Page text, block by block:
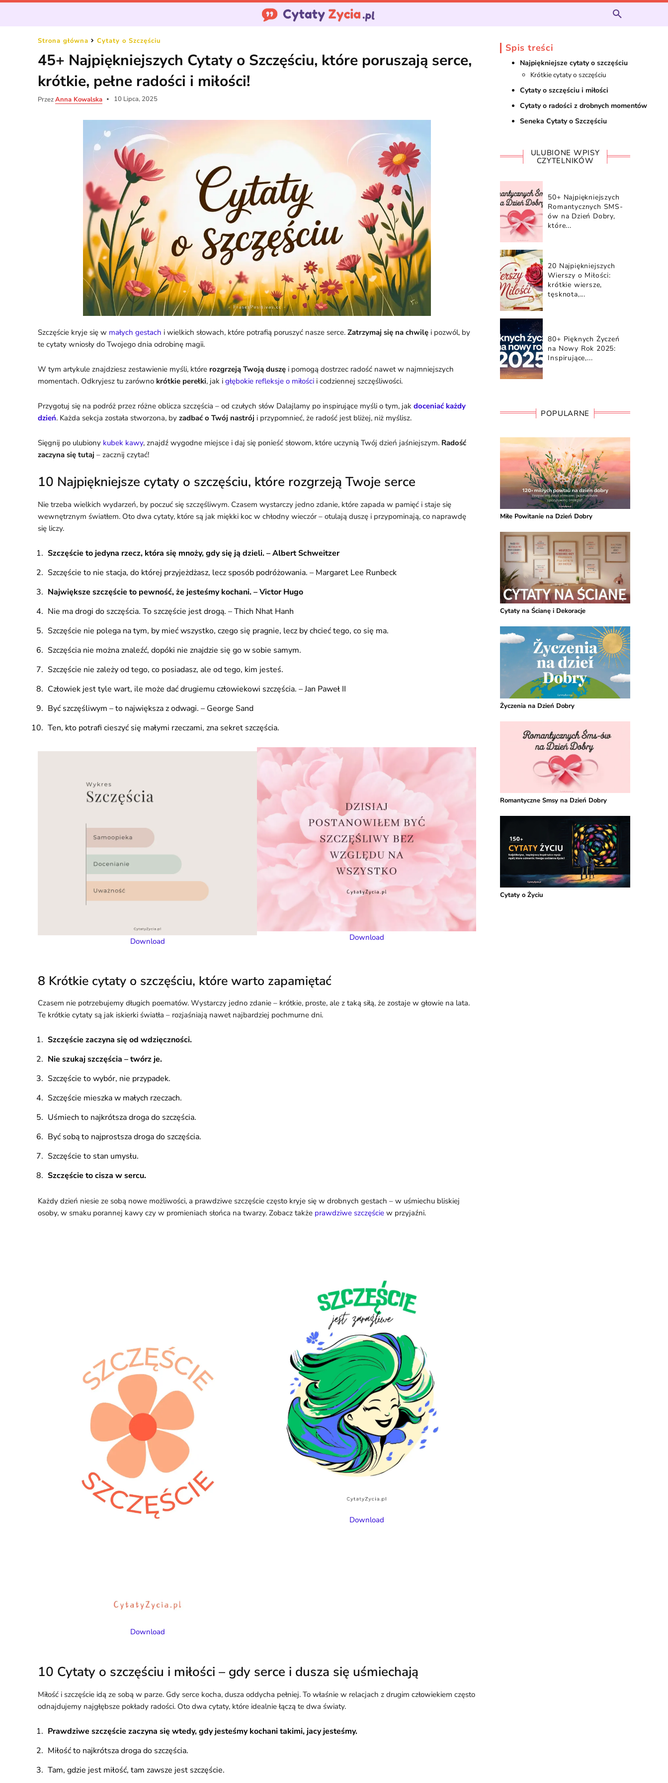
Strona główna Cytaty o Szczęściu
45+ Najpiękniejszych Cytaty o Szczęściu, które poruszają serce,
krótkie, pełne radości i miłości!
PrzezAnna Kowalska 10 Lipca, 2025
Szczęście kryje się w małych gestach i wielkich słowach, które potrafią poruszyć nasze serce. Zatrzymaj się na chwilę i pozwól, by
te cytaty wniosły do Twojego dnia odrobinę magii.
W tym artykule znajdziesz zestawienie myśli, które rozgrzeją Twoją duszę i pomogą dostrzec radość nawet w najmniejszych
momentach. Odkryjesz tu zarówno krótkie perełki, jak i głębokie refleksje o miłości i codziennej szczęśliwości.
Przygotuj się na podróż przez różne oblicza szczęścia – od czułych słów Dalajlamy po inspirujące myśli o tym, jak doceniać każdy
dzień. Każda sekcja została stworzona, by zadbać o Twój nastrój i przypomnieć, że radość jest bliżej, niż myślisz.
Sięgnij po ulubiony kubek kawy, znajdź wygodne miejsce i daj się ponieść słowom, które uczynią Twój dzień jaśniejszym. Radość
zaczyna się tutaj – zacznij czytać!
10 Najpiękniejsze cytaty o szczęściu, które rozgrzeją Twoje serce
Nie trzeba wielkich wydarzeń, by poczuć się szczęśliwym. Czasem wystarczy jedno zdanie, które zapada w pamięć i staje się
wewnętrznym światłem. Oto dwa cytaty, które są jak miękki koc w chłodny wieczór – otulają duszę i przypominają, co naprawdę
się liczy.
Szczęście to jedyna rzecz, która się mnoży, gdy się ją dzieli. – Albert Schweitzer
Szczęście to nie stacja, do której przyjeżdżasz, lecz sposób podróżowania. – Margaret Lee Runbeck
Największe szczęście to pewność, że jesteśmy kochani. – Victor Hugo
Nie ma drogi do szczęścia. To szczęście jest drogą. – Thich Nhat Hanh
Szczęście nie polega na tym, by mieć wszystko, czego się pragnie, lecz by chcieć tego, co się ma.
Szczęścia nie można znaleźć, dopóki nie znajdzie się go w sobie samym.
Szczęście nie zależy od tego, co posiadasz, ale od tego, kim jesteś.
Człowiek jest tyle wart, ile może dać drugiemu człowiekowi szczęścia. – Jan Paweł II
Być szczęśliwym – to największa z odwagi. – George Sand
Ten, kto potrafi cieszyć się małymi rzeczami, zna sekret szczęścia.
Download Download
8 Krótkie cytaty o szczęściu, które warto zapamiętać
Czasem nie potrzebujemy długich poematów. Wystarczy jedno zdanie – krótkie, proste, ale z taką siłą, że zostaje w głowie na lata.
Te krótkie cytaty są jak iskierki światła – rozjaśniają nawet najbardziej pochmurne dni.
Szczęście zaczyna się od wdzięczności.
Nie szukaj szczęścia – twórz je.
Szczęście to wybór, nie przypadek.
Szczęście mieszka w małych rzeczach.
Uśmiech to najkrótsza droga do szczęścia.
Być sobą to najprostsza droga do szczęścia.
Szczęście to stan umysłu.
Szczęście to cisza w sercu.
Każdy dzień niesie ze sobą nowe możliwości, a prawdziwe szczęście często kryje się w drobnych gestach – w uśmiechu bliskiej
osoby, w smaku porannej kawy czy w promieniach słońca na twarzy. Zobacz także prawdziwe szczęście w przyjaźni.
Download
Download
10 Cytaty o szczęściu i miłości – gdy serce i dusza się uśmiechają
Miłość i szczęście idą ze sobą w parze. Gdy serce kocha, dusza oddycha pełniej. To właśnie w relacjach z drugim człowiekiem często
odnajdujemy najgłębsze pokłady radości. Oto dwa cytaty, które idealnie łączą te dwa światy.
Prawdziwe szczęście zaczyna się wtedy, gdy jesteśmy kochani takimi, jacy jesteśmy.
Miłość to najkrótsza droga do szczęścia.
Tam, gdzie jest miłość, tam zawsze jest szczęście.
Spis treści
Najpiękniejsze cytaty o szczęściu
Krótkie cytaty o szczęściu
Cytaty o szczęściu i miłości
Cytaty o radości z drobnych momentów
Seneka Cytaty o Szczęściu
ULUBIONE WPISY
CZYTELNIKÓW
50+ Najpiękniejszych
Romantycznych SMS-
ów na Dzień Dobry,
które...
20 Najpiękniejszych
Wierszy o Miłości:
krótkie wiersze,
tęsknota,...
80+ Pięknych Życzeń
na Nowy Rok 2025:
Inspirujące,...
POPULARNE
Miłe Powitanie na Dzień Dobry
Cytaty na Ścianę i Dekoracje
Życzenia na Dzień Dobry
Romantyczne Smsy na Dzień Dobry
Cytaty o Życiu